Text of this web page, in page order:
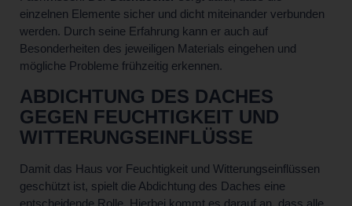
einzelnen Elemente sicher und dicht miteinander verbunden
werden. Durch seine Erfahrung kann er auch auf
Besonderheiten des jeweiligen Materials eingehen und
mögliche Probleme frühzeitig erkennen.
ABDICHTUNG DES DACHES
GEGEN FEUCHTIGKEIT UND
WITTERUNGSEINFLÜSSE
Damit das Haus vor Feuchtigkeit und Witterungseinflüssen
geschützt ist, spielt die Abdichtung des Daches eine
entscheidende Rolle. Hierbei kommt es darauf an, dass alle